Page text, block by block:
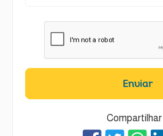
Enviar
Compartilhar